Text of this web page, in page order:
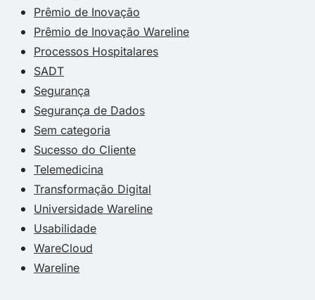
Prêmio de Inovação
Prêmio de Inovação Wareline
Processos Hospitalares
SADT
Segurança
Segurança de Dados
Sem categoria
Sucesso do Cliente
Telemedicina
Transformação Digital
Universidade Wareline
Usabilidade
WareCloud
Wareline